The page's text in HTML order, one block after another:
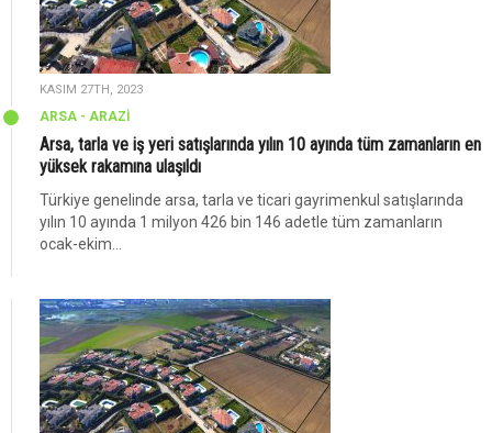
KASIM 27TH, 2023
ARSA - ARAZİ
Arsa, tarla ve iş yeri satışlarında yılın 10 ayında tüm zamanların en
yüksek rakamına ulaşıldı
Türkiye genelinde arsa, tarla ve ticari gayrimenkul satışlarında
yılın 10 ayında 1 milyon 426 bin 146 adetle tüm zamanların
ocak-ekim...